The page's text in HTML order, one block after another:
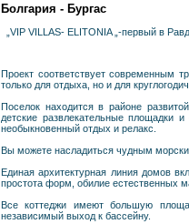
Болгария - Бургас
„VIP VILLAS- ELITONIA „-первый в
Проект соответствует современным
только для отдыха, но и для
Поселок находится в районе
детские развлекательные площадки
необыкновенный отдых и релакс.
Вы можете насладиться чудным
Единая архитектурная линия домов
простота форм, обилие естественных
Все коттеджи имеют большую
независимый выход к бассейну.